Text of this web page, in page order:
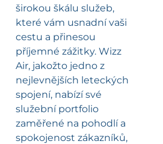
širokou škálu služeb,
které vám usnadní vaši
cestu a přinesou
příjemné zážitky. Wizz
Air, jakožto jedno z
nejlevnějších leteckých
spojení, nabízí své
služební portfolio
zaměřené na pohodlí a
spokojenost zákazníků,